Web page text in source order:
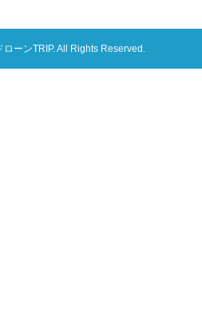
ーンTRIP. All Rights Reserved.